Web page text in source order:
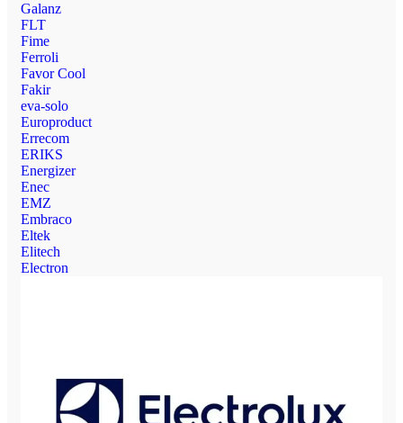
Galanz
FLT
Fime
Ferroli
Favor Cool
Fakir
eva-solo
Europroduct
Errecom
ERIKS
Energizer
Enec
EMZ
Embraco
Eltek
Elitech
Electron